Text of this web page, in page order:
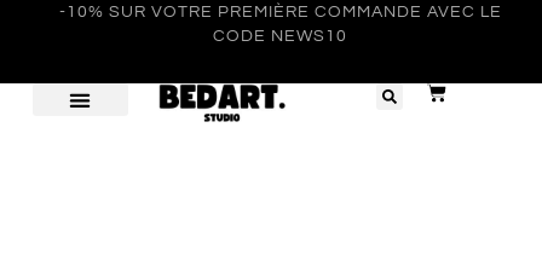
-10% SUR VOTRE PREMIÈRE COMMANDE AVEC LE
CODE NEWS10